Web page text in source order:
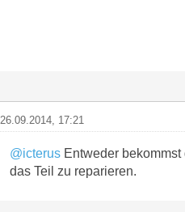
26.09.2014, 17:21
@icterusEntweder bekommst
das Teil zu reparieren.